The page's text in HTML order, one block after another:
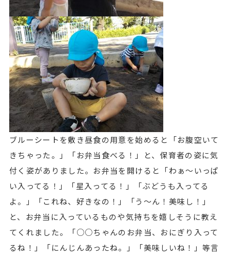
ブルーシートを敷き昼食の用意を始めると「お腹空いて
きちゃった。」「お弁当食べる！」と、保育者の姿に気
付く姿がありました。お弁当を開けると「わぁ～いっぱ
い入ってる！」「星入ってる！」「ぶどうも入ってる
よ。」「これね、好きなの！」「う～ん！美味し！」
と、お弁当に入っているものや気持ちを嬉しそうに教え
てくれました。「○○ちゃんのお弁当、おにぎり入って
るね！」「にんじんあったね。」「美味しいね！」等言